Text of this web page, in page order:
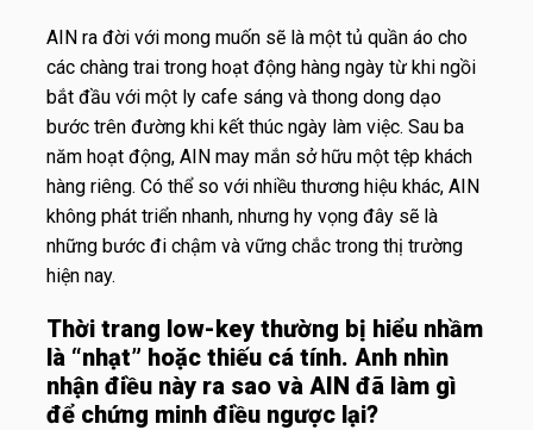
AIN ra đời với mong muốn sẽ là một tủ quần áo cho
các chàng trai trong hoạt động hàng ngày từ khi ngồi
bắt đầu với một ly cafe sáng và thong dong dạo
bước trên đường khi kết thúc ngày làm việc. Sau ba
năm hoạt động, AIN may mắn sở hữu một tệp khách
hàng riêng. Có thể so với nhiều thương hiệu khác, AIN
không phát triển nhanh, nhưng hy vọng đây sẽ là
những bước đi chậm và vững chắc trong thị trường
hiện nay.
Thời trang low-key thường bị hiểu nhầm
là “nhạt” hoặc thiếu cá tính. Anh nhìn
nhận điều này ra sao và AIN đã làm gì
để chứng minh điều ngược lại?